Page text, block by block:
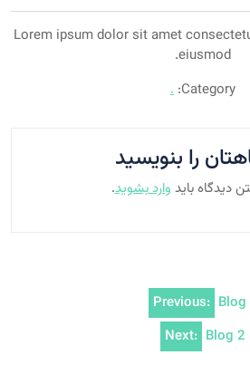
Lorem ipsum dolor sit amet
eiusmod.
Category:
.
را بنویسید
دیدگاه باید وارد بشوید.
Previous: Blog
Next: Blog 2